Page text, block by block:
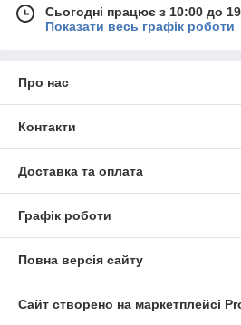
Сьогодні працює з 10:00 до
Показати весь графік роботи
Про нас
Контакти
Доставка та оплата
Графік роботи
Повна версія сайту
Сайт створено на маркетплейсі